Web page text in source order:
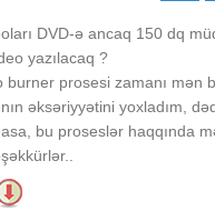
DVD-ə ancaq 150 dq
yazılacaq ?
burner prosesi zamanı mən
əksəriyyətini yoxladım,
bu proseslər haqqında